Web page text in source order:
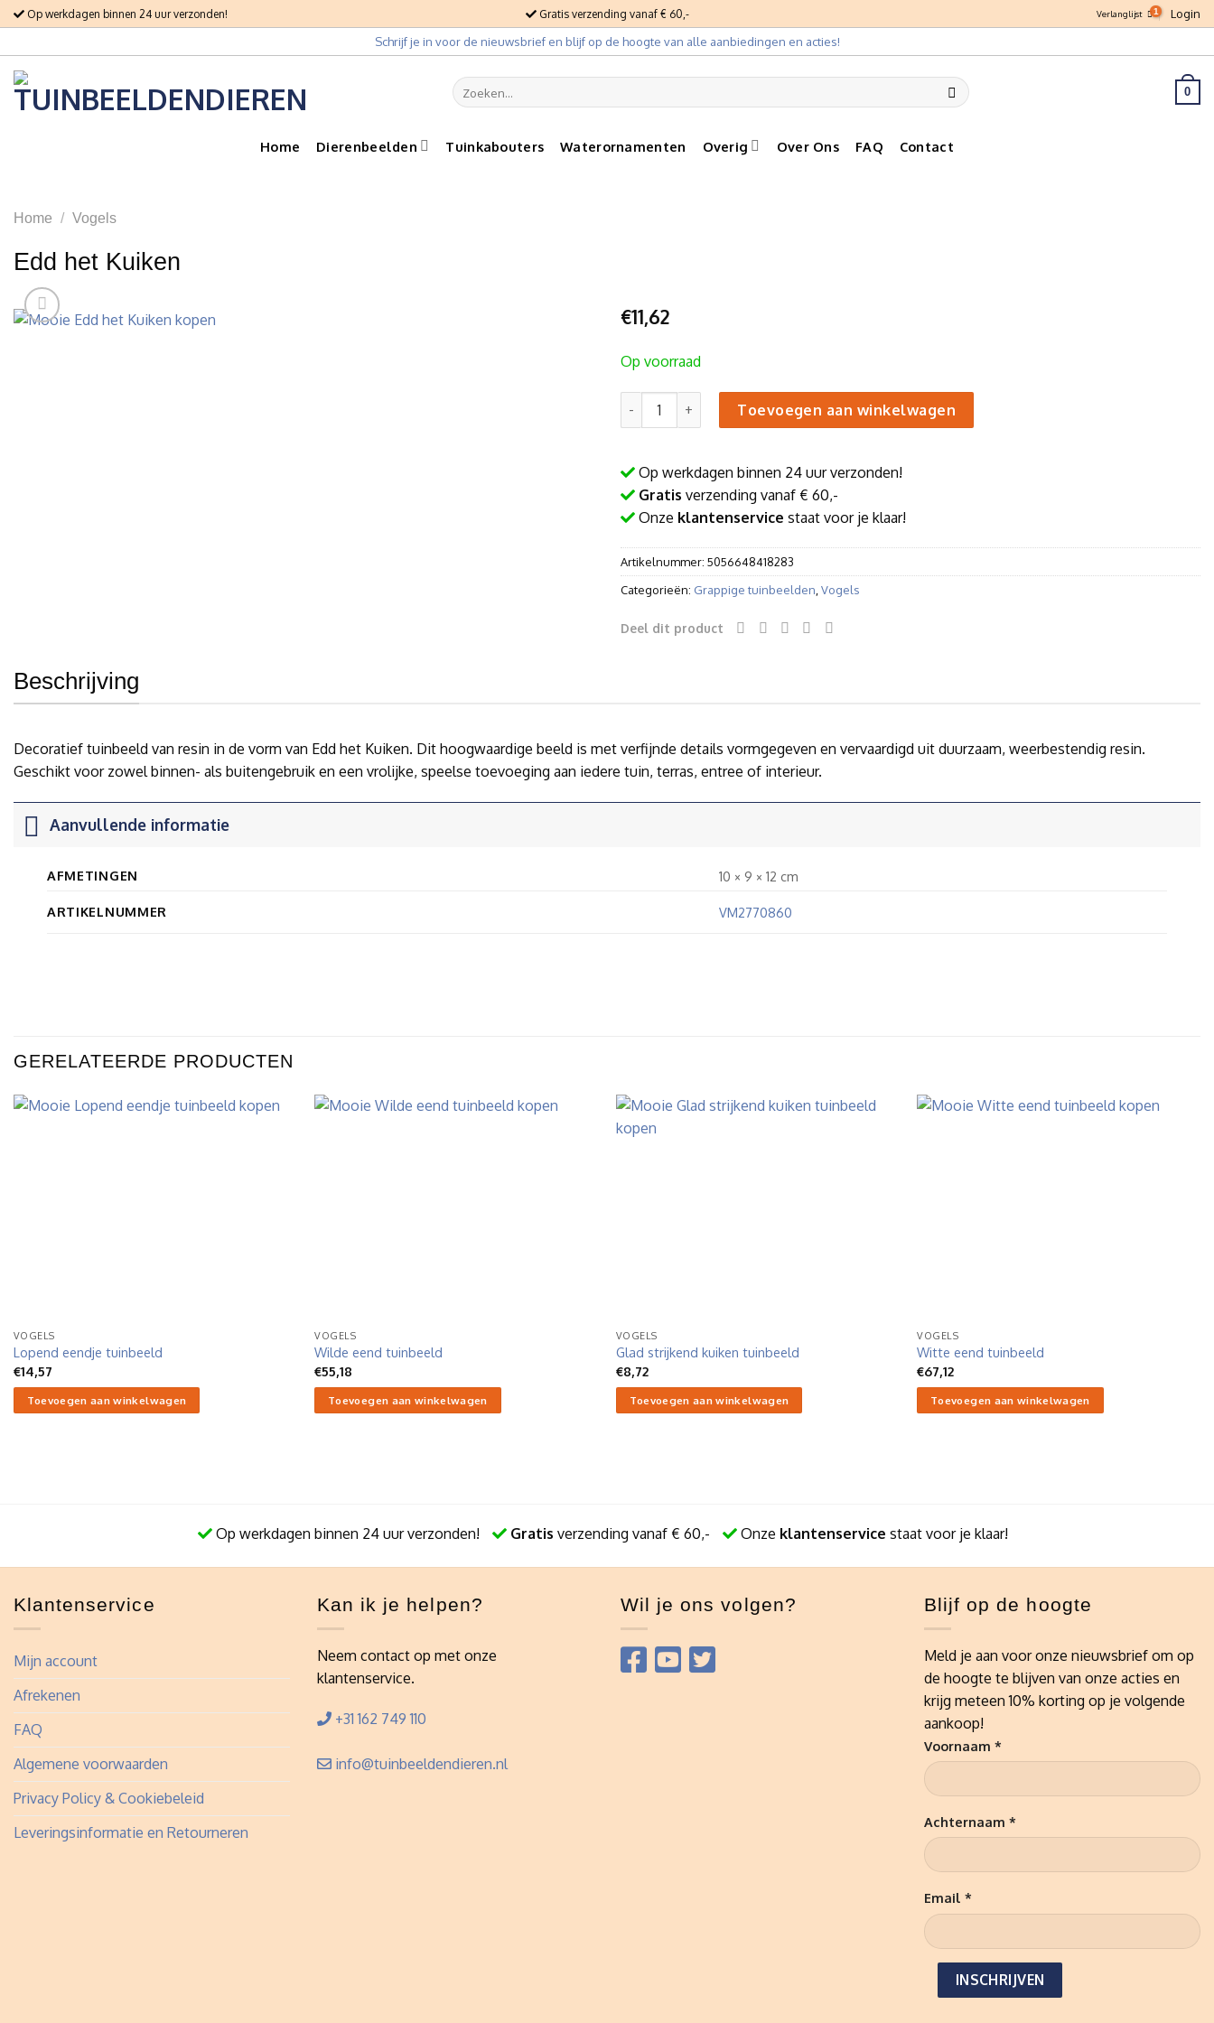
Skip
to
content
Op werkdagen binnen 24 uur verzonden! Gratis verzending vanaf € 60,- Verlanglijst
Login
Schrijf je in voor de nieuwsbrief en blijf op de hoogte van alle aanbiedingen en acties!
Zoeken
naar:
0
Home Dierenbeelden Tuinkabouters Waterornamenten Overig Over Ons FAQ Contact
Home / Vogels
Edd het Kuiken
€11,62
Op voorraad
Edd het Kuiken aantalToevoegen aan winkelwagen
Op werkdagen binnen 24 uur verzonden!
Gratis verzending vanaf € 60,-
Onze klantenservice staat voor je klaar!
Artikelnummer: 5056648418283
Categorieën: Grappige tuinbeelden,Vogels
Deel dit product
Beschrijving
Decoratief tuinbeeld van resin in de vorm van Edd het Kuiken. Dit hoogwaardige beeld is met verfijnde details vormgegeven en vervaardigd uit duurzaam, weerbestendig resin.
Geschikt voor zowel binnen- als buitengebruik en een vrolijke, speelse toevoeging aan iedere tuin, terras, entree of interieur.
Aanvullende informatie
AFMETINGEN 10 × 9 × 12 cm
ARTIKELNUMMER VM2770860
GERELATEERDE PRODUCTEN
VOGELS
Lopend eendje tuinbeeld
€14,57
Toevoegen aan winkelwagen
VOGELS
Wilde eend tuinbeeld
€55,18
Toevoegen aan winkelwagen
VOGELS
Glad strijkend kuiken tuinbeeld
€8,72
Toevoegen aan winkelwagen
VOGELS
Witte eend tuinbeeld
€67,12
Toevoegen aan winkelwagen
Op werkdagen binnen 24 uur verzonden! Gratis verzending vanaf € 60,- Onze klantenservice staat voor je klaar!
Klantenservice
Mijn account
Afrekenen
FAQ
Algemene voorwaarden
Privacy Policy & Cookiebeleid
Leveringsinformatie en Retourneren
Kan ik je helpen?
Neem contact op met onze
klantenservice.
+31 162 749 110
info@tuinbeeldendieren.nl
Wil je ons volgen? Blijf op de hoogte
Meld je aan voor onze nieuwsbrief om op
de hoogte te blijven van onze acties en
krijg meteen 10% korting op je volgende
aankoop!
Voornaam *
Achternaam *
Email *